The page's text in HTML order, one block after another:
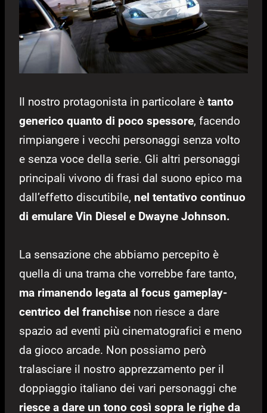
Il nostro protagonista in particolare è tanto
generico quanto di poco spessore, facendo
rimpiangere i vecchi personaggi senza volto
e senza voce della serie. Gli altri personaggi
principali vivono di frasi dal suono epico ma
dall’effetto discutibile, nel tentativo continuo
di emulare Vin Diesel e Dwayne Johnson.
La sensazione che abbiamo percepito è
quella di una trama che vorrebbe fare tanto,
ma rimanendo legata al focus gameplay-
centrico del franchise non riesce a dare
spazio ad eventi più cinematografici e meno
da gioco arcade. Non possiamo però
tralasciare il nostro apprezzamento per il
doppiaggio italiano dei vari personaggi che
riesce a dare un tono così sopra le righe da